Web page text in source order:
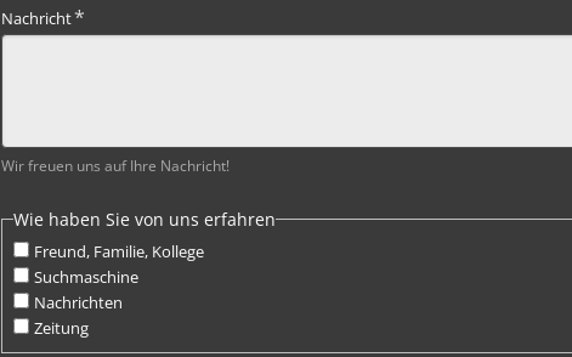
Pflichtfeld
Nachricht*
Wir freuen uns auf Ihre Nachricht!
Wie haben Sie von uns erfahren
Freund, Familie, Kollege
Suchmaschine
Nachrichten
Zeitung